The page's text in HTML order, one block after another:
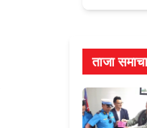
ताजा